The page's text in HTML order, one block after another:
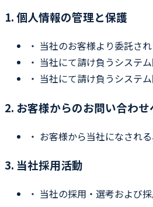
1. 個人情報の管理と保護
・ 当社のお客様より委託さ
・ 当社にて請け負うシステ
・ 当社にて請け負うシステ
2. お客様からのお問い合わ
・ お客様から当社になされ
3. 当社採用活動
・ 当社の採用・選考および